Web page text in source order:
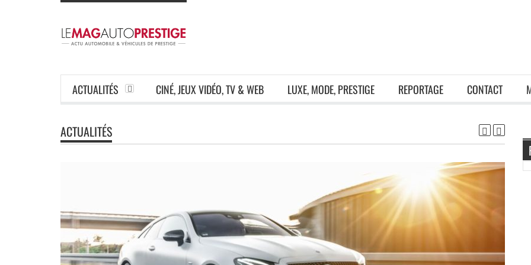
ACTUALITÉS CINÉ, JEUX VIDÉO, TV & WEB LUXE, MODE, PRESTIGE REPORTAGE CONTACT
ACTUALITÉS